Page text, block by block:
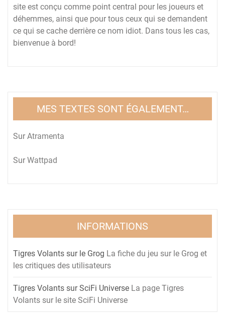
site est conçu comme point central pour les joueurs et
déhemmes, ainsi que pour tous ceux qui se demandent
ce qui se cache derrière ce nom idiot. Dans tous les cas,
bienvenue à bord!
MES TEXTES SONT ÉGALEMENT…
Sur Atramenta
Sur Wattpad
INFORMATIONS
Tigres Volants sur le Grog La fiche du jeu sur le Grog et
les critiques des utilisateurs
Tigres Volants sur SciFi Universe La page Tigres
Volants sur le site SciFi Universe